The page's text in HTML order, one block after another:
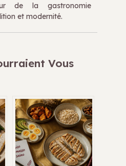
de la gastronomie
et modernité.
Vous